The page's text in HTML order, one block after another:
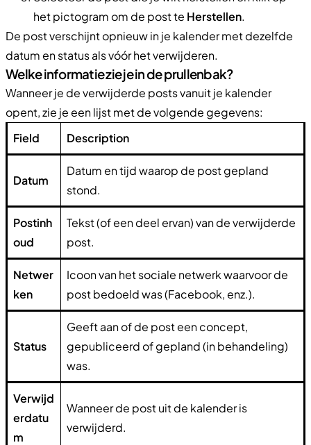
het pictogram om de post te Herstellen.
De post verschijnt opnieuw in je kalender met dezelfde
datum en status als vóór het verwijderen.
Welke informatie zie je in de prullenbak?
Wanneer je de verwijderde posts vanuit je kalender
opent, zie je een lijst met de volgende gegevens:
Field
Description
Datum
Datum en tijd waarop de post gepland
stond.
Postinh
oud
Tekst (of een deel ervan) van de verwijderde
post.
Netwer
ken
Icoon van het sociale netwerk waarvoor de
post bedoeld was (Facebook, enz.).
Status
Geeft aan of de post een concept,
gepubliceerd of gepland (in behandeling)
was.
Verwijd
erdatu
m
Wanneer de post uit de kalender is
verwijderd.